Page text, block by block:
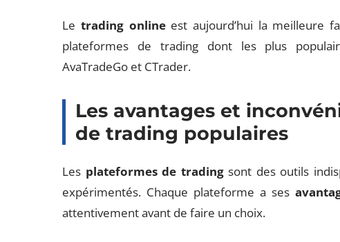
Letrading onlineest aujourd’hui la meilleure
plateformes de trading dont les plus
AvaTradeGo et CTrader.
Les avantages et
de trading populaires
Les plateformes de tradingsont des outils
expérimentés. Chaque plateforme a ses
attentivement avant de faire un choix.